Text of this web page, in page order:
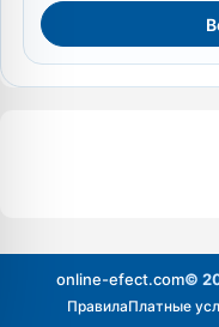
online-efect.com©
ПравилаПлатные